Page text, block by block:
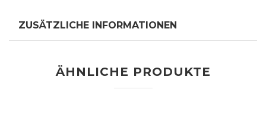
ZUSÄTZLICHE INFORMATIONEN
ÄHNLICHE PRODUKTE